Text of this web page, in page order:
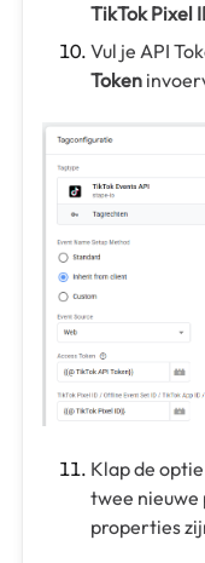
TikTok Pixel
Vul je API
Token
Klap de optie
twee nieuwe
properties